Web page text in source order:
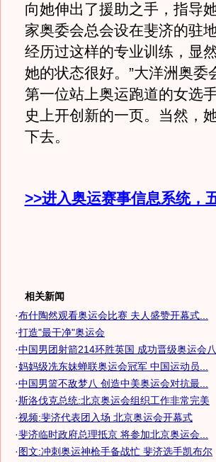
向她伸出了援助之手，指导
家奥委会总会设在斐济的驻
经历过这样的专业训练，显
她的状态很好。”大洋洲奥委
第一位站上奥运跑道的女选
史上开创新的一页。当然，
下去。
>>进入奥运赛事信息系统，
相关新闻
·布什陶然观看奥运会比赛 夫人盛赞开幕式...
·打造"最干净"奥运会
·中国男团射箭214环胜英国 成功晋级奥运会
·妈妈级冼东妹蝉联奥运会冠军 中国运动员...
·中国男篮不敌梦八 创造中美奥运会对抗最...
·斯洛伐克总统:北京奥运会组织工作非常完美
·视频:斐济代表团入场 北京奥运会开幕式
·斐济临时政府总理抵京 将参加北京奥运会...
·图文:冲刺奥运神枪手备战忙 斐济选手凯布尔